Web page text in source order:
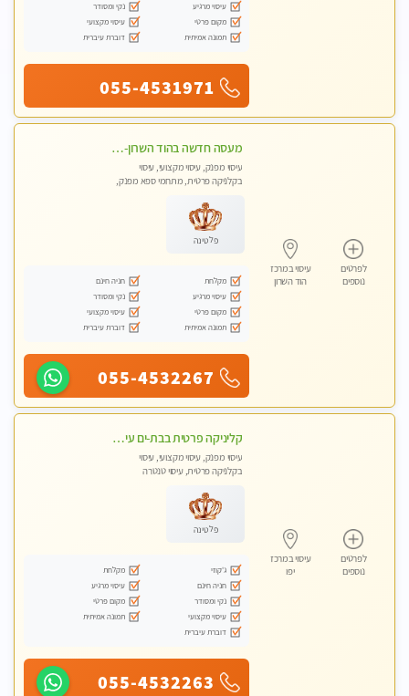
עיסוי מרגיע
נקי ומסודר
מקום פרטי
עיסוי מקצועי
תמונה אמיתית
דוברת עיברית
055-4531971
לפרטים
נוספים
עיסוי במרכז
הוד השרון
מעסה חדשה בהוד השרון-מוזמן לחוויה בלתי נשכחת!!!עיסוי מפנק ביותר במקום פרטי לחלוטין
עיסוי מפנק, עיסוי מקצועי, עיסוי
בקלניקה פרטית, מתחמי ספא מפנק,
פלטינה
מקלחת
חניה חינם
עיסוי מרגיע
נקי ומסודר
מקום פרטי
עיסוי מקצועי
תמונה אמיתית
דוברת עיברית
055-4532267
לפרטים
נוספים
עיסוי במרכז
יפו
קליניקה פרטית בבת-ים עיסוי קסום איכותי ומרגיע מידי זהב עיסוי שבדי קלאסי ורפלקסולוגיה שרות מקצועי
עיסוי מפנק, עיסוי מקצועי, עיסוי
בקלניקה פרטית, עיסוי טנטרה
פלטינה
ג'קוזי
מקלחת
חניה חינם
עיסוי מרגיע
נקי ומסודר
מקום פרטי
עיסוי מקצועי
תמונה אמיתית
דוברת עיברית
055-4532263